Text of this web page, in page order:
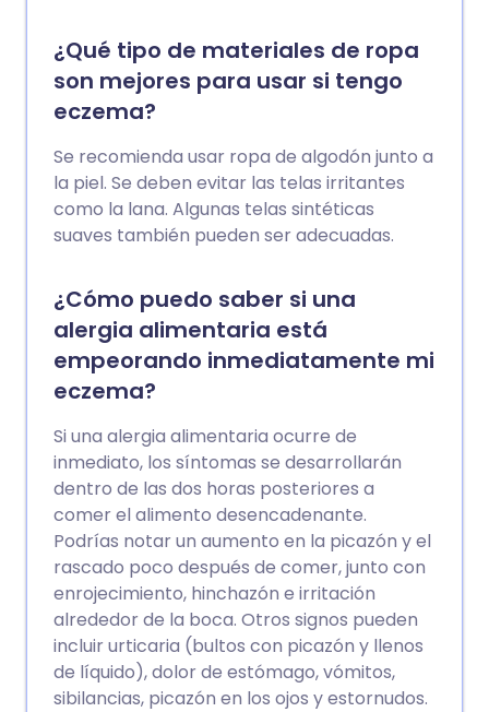
¿Qué tipo de materiales de ropa
son mejores para usar si tengo
eczema?
Se recomienda usar ropa de algodón junto a
la piel. Se deben evitar las telas irritantes
como la lana. Algunas telas sintéticas
suaves también pueden ser adecuadas.
¿Cómo puedo saber si una
alergia alimentaria está
empeorando inmediatamente mi
eczema?
Si una alergia alimentaria ocurre de
inmediato, los síntomas se desarrollarán
dentro de las dos horas posteriores a
comer el alimento desencadenante.
Podrías notar un aumento en la picazón y el
rascado poco después de comer, junto con
enrojecimiento, hinchazón e irritación
alrededor de la boca. Otros signos pueden
incluir urticaria (bultos con picazón y llenos
de líquido), dolor de estómago, vómitos,
sibilancias, picazón en los ojos y estornudos.